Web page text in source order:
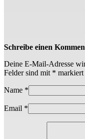
Schreibe einen
Deine E-Mail-Adresse
Felder sind mit * markiert
Name *
Email *